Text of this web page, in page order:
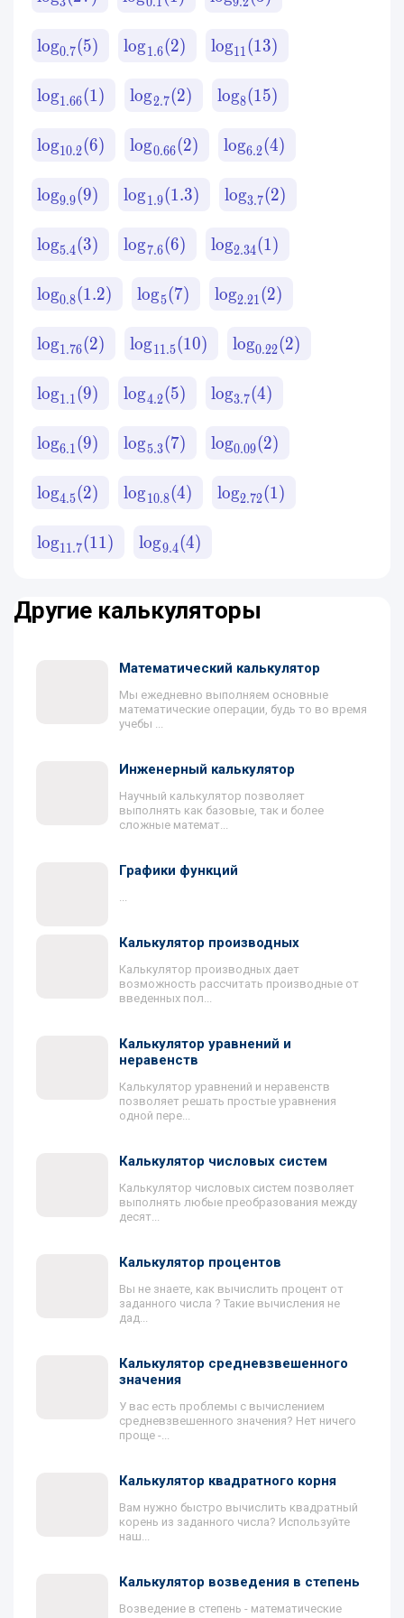
log0.7(5) log1.6(2) log11(13)
log1.66(1) log2.7(2) log8(15)
log10.2(6) log0.66(2) log6.2(4)
log9.9(9) log1.9(1.3) log3.7(2)
log5.4(3) log7.6(6) log2.34(1)
log0.8(1.2) log5(7) log2.21(2)
log1.76(2) log11.5(10) log0.22(2)
log1.1(9) log4.2(5) log3.7(4)
log6.1(9) log5.3(7) log0.09(2)
log4.5(2) log10.8(4) log2.72(1)
log11.7(11) log9.4(4)
Другие калькуляторы
Математический калькулятор
Мы ежедневно выполняем основные
математические операции, будь то во время
учебы ...
Инженерный калькулятор
Научный калькулятор позволяет
выполнять как базовые, так и более
сложные математ...
Графики функций
...
Калькулятор производных
Калькулятор производных дает
возможность рассчитать производные от
введенных пол...
Калькулятор уравнений и
неравенств
Калькулятор уравнений и неравенств
позволяет решать простые уравнения
одной пере...
Калькулятор числовых систем
Калькулятор числовых систем позволяет
выполнять любые преобразования между
десят...
Калькулятор процентов
Вы не знаете, как вычислить процент от
заданного числа ? Такие вычисления не
дад...
Калькулятор средневзвешенного
значения
У вас есть проблемы с вычислением
средневзвешенного значения? Нет ничего
проще -...
Калькулятор квадратного корня
Вам нужно быстро вычислить квадратный
корень из заданного числа? Используйте
наш...
Калькулятор возведения в степень
Возведение в степень - математические